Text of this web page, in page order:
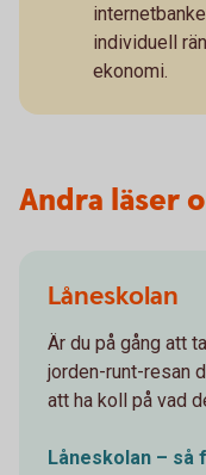
individuell
ekonomi.
Andra läser
Låneskolan
Är du på gång att
jorden-runt-resan
att ha koll på vad
Låneskolan – så